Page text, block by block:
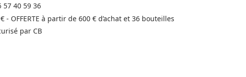
57 40 59 36
- OFFERTE à partir de 600 € d’achat et 36 bouteilles
par CB